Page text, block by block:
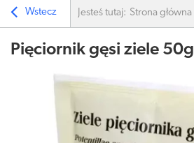
Wstecz Jesteś tutaj: Strona główna
Pięciornik gęsi ziele 50g